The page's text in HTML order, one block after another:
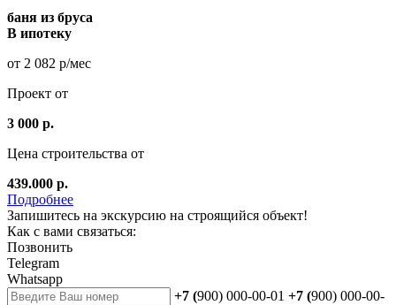
баня из бруса
В ипотеку
от 2 082 р/мес
Проект от
3 000 р.
Цена строительства от
439.000 р.
Подробнее
Запишитесь на экскурсию на строящийся объект!
Как с вами связаться:
Позвонить
Telegram
Whatsapp
+7 (900) 000-00-01 +7 (900) 000-00-